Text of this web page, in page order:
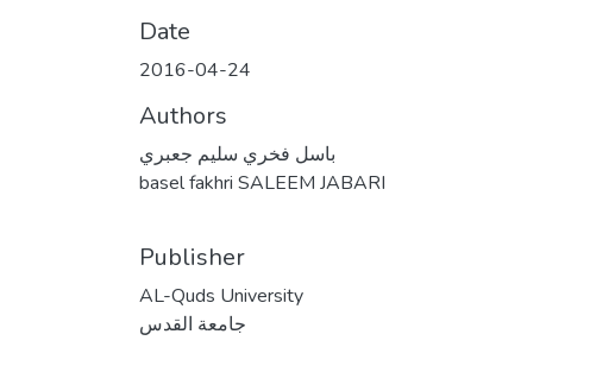
Date
2016-04-24
Authors
باسل فخري سليم جعبري
basel fakhri SALEEM JABARI
Publisher
AL-Quds University
جامعة القدس